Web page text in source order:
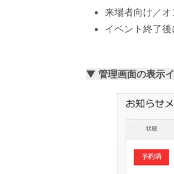
来場者向け／
イベント終了後
▼ 管理画面の表示